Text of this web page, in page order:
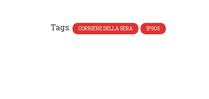
Tags: CORRIERE DELLA SERA IPSOS